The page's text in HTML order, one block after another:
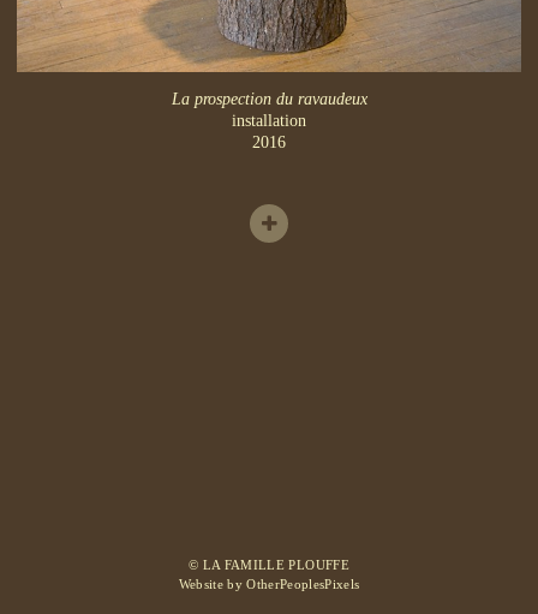
La prospection du ravaudeux
installation
2016
© LA FAMILLE PLOUFFE
Website by OtherPeoplesPixels